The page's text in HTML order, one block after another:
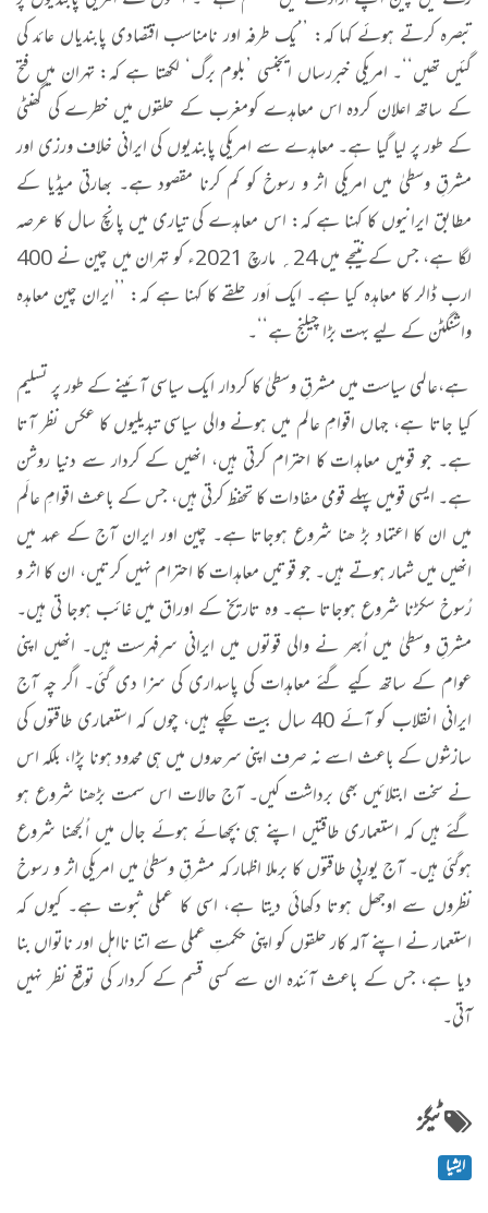
تبصرہ کرتے ہوئے کہا کہ: ’’یک طرفہ اور نامناسب اقتصادی پابندیاں عائد کی
گئیں تھیں‘‘۔ امریکی خبررساں ایجنسی ’بلوم برگ‘ لکھتا ہے کہ: تہران میں فتح
کے ساتھ اعلان کردہ اس معاہدے کومغرب کے حلقوں میں خطرے کی گھنٹی
کے طور پر لیا گیا ہے۔ معاہدے سے امریکی پابندیوں کی ایرانی خلاف ورزی اور
مشرقِ وسطیٰ میں امریکی اثر و رسوخ کو کم کرنا مقصود ہے۔ بھارتی میڈیا کے
مطابق ایرانیوں کا کہنا ہے کہ: اس معاہدے کی تیاری میں پانچ سال کا عرصہ
لگا ہے، جس کے نتیجے میں 24؍ مارچ 2021ء کو تہران میں چین نے 400
ارب ڈالر کا معاہدہ کیا ہے۔ ایک اَور حلقے کا کہنا ہے کہ: ’’ایران چین معاہدہ
واشنگٹن کے لیے بہت بڑا چیلنج ہے‘‘۔
ہے،عالمی سیاست میں مشرقِ وسطیٰ کا کردار ایک سیاسی آئینے کے طور پر تسلیم
کیا جاتا ہے، جہاں اقوامِ عالم میں ہونے والی سیاسی تبدیلیوں کا عکس نظر آتا
ہے۔ جو قومیں معاہدات کا احترام کرتی ہیں، انھیں کے کردار سے دنیا روشن
ہے۔ ایسی قومیں پہلے قومی مفادات کا تحفظ کرتی ہیں، جس کے باعث اقوامِ عالَم
میں ان کا اعتماد بڑ ھنا شروع ہوجاتا ہے۔ چین اور ایران آج کے عہد میں
انھیں میں شمار ہوتے ہیں۔ جو قوتیں معاہدات کا احترام نہیں کرتیں، ان کا اثر و
رُسوخ سکڑنا شروع ہوجاتا ہے۔ وہ تاریخ کے اوراق میں غائب ہوجا تی ہیں۔
مشرقِ وسطیٰ میں اُبھر نے والی قوتوں میں ایرانی سرِفہرست ہیں۔ انھیں اپنی
عوام کے ساتھ کیے گئے معاہدات کی پاسداری کی سزا دی گئی۔ اگر چہ آج
ایرانی انقلاب کو آئے 40 سال بیت چکے ہیں، چوں کہ استعماری طاقتوں کی
سازشوں کے باعث اسے نہ صرف اپنی سرحدوں میں ہی محدود ہونا پڑا، بلکہ اس
نے سخت ابتلائیں بھی برداشت کیں۔ آج حالات اس سمت بڑھنا شروع ہو
گئے ہیں کہ استعماری طاقتیں اپنے ہی بچھائے ہوئے جال میں اُلجھنا شروع
ہوگئی ہیں۔ آج یورپی طاقتوں کا برملا اظہار کہ مشرقِ وسطیٰ میں امریکی اثر و رسوخ
نظروں سے اوجھل ہوتا دکھائی دیتا ہے، اسی کا عملی ثبوت ہے۔ کیوں کہ
استعمار نے اپنے آلہ کار حلقوں کو اپنی حکمتِ عملی سے اتنا نااہل اور ناتواں بنا
دیا ہے، جس کے باعث آئندہ ان سے کسی قسم کے کردار کی توقع نظر نہیں
آتی۔
ٹیگز
ایشیا